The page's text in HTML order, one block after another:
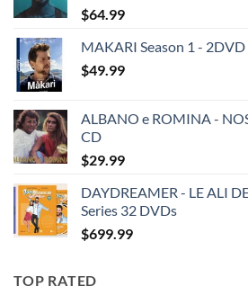
$64.99
MAKARI Season 1 - 2DVD
$49.99
ALBANO e ROMINA -
CD
$29.99
DAYDREAMER - LE ALI
Series 32 DVDs
$699.99
TOP RATED